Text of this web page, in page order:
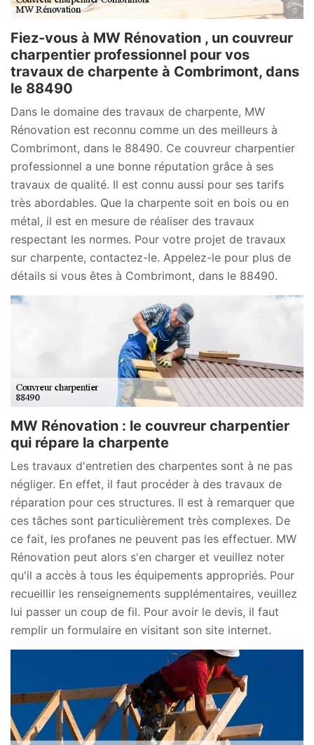
Fiez-vous à MW Rénovation , un couvreur
charpentier professionnel pour vos
travaux de charpente à Combrimont, dans
le 88490
Dans le domaine des travaux de charpente, MW
Rénovation est reconnu comme un des meilleurs à
Combrimont, dans le 88490. Ce couvreur charpentier
professionnel a une bonne réputation grâce à ses
travaux de qualité. Il est connu aussi pour ses tarifs
très abordables. Que la charpente soit en bois ou en
métal, il est en mesure de réaliser des travaux
respectant les normes. Pour votre projet de travaux
sur charpente, contactez-le. Appelez-le pour plus de
détails si vous êtes à Combrimont, dans le 88490.
MW Rénovation : le couvreur charpentier
qui répare la charpente
Les travaux d'entretien des charpentes sont à ne pas
négliger. En effet, il faut procéder à des travaux de
réparation pour ces structures. Il est à remarquer que
ces tâches sont particulièrement très complexes. De
ce fait, les profanes ne peuvent pas les effectuer. MW
Rénovation peut alors s'en charger et veuillez noter
qu'il a accès à tous les équipements appropriés. Pour
recueillir les renseignements supplémentaires, veuillez
lui passer un coup de fil. Pour avoir le devis, il faut
remplir un formulaire en visitant son site internet.